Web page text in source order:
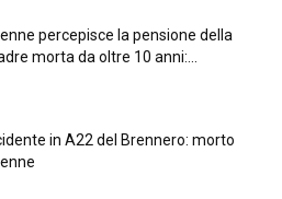
percepisce la pensione della
morta da oltre 10 anni:...
in A22 del Brennero: morto